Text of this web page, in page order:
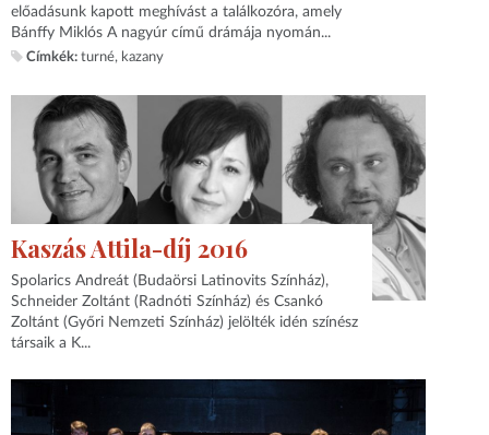
előadásunk kapott meghívást a találkozóra, amely
Bánffy Miklós A nagyúr című drámája nyomán...
Címkék: turné kazany
Kaszás Attila-díj 2016
Spolarics Andreát (Budaörsi Latinovits Színház),
Schneider Zoltánt (Radnóti Színház) és Csankó
Zoltánt (Győri Nemzeti Színház) jelölték idén színész
társaik a K...